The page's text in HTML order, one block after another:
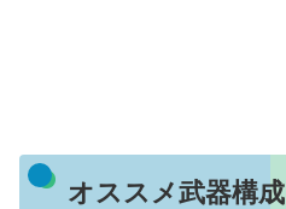
オススメ武器構成